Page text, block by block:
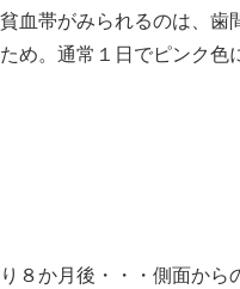
血帯がみられるのは、歯
め。通常１日でピンク色
８か月後・・・側面から